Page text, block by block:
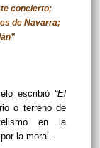
concierto;
de Navarra;
”
escribió “El
o terreno de
en la
la moral.